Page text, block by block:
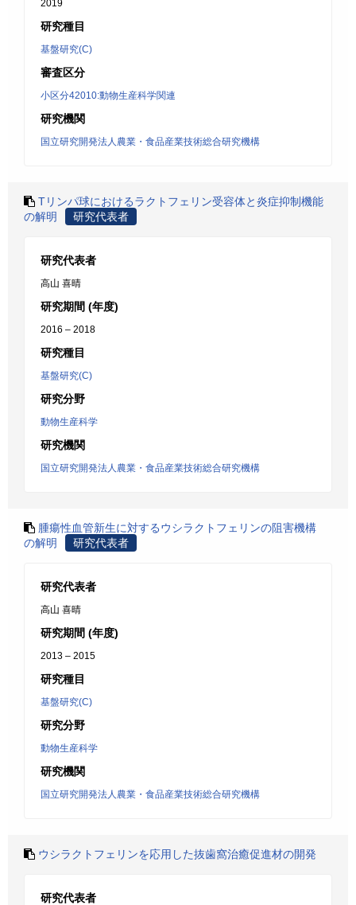
2019
研究種目
基盤研究(C)
審査区分
小区分42010:動物生産科学関連
研究機関
国立研究開発法人農業・食品産業技術総合研究機構
Tリンパ球におけるラクトフェリン受容体と炎症抑制機能
の解明
研究代表者
研究代表者
高山 喜晴
研究期間 (年度)
2016 – 2018
研究種目
基盤研究(C)
研究分野
動物生産科学
研究機関
国立研究開発法人農業・食品産業技術総合研究機構
腫瘍性血管新生に対するウシラクトフェリンの阻害機構
の解明
研究代表者
研究代表者
高山 喜晴
研究期間 (年度)
2013 – 2015
研究種目
基盤研究(C)
研究分野
動物生産科学
研究機関
国立研究開発法人農業・食品産業技術総合研究機構
ウシラクトフェリンを応用した抜歯窩治癒促進材の開発
研究代表者